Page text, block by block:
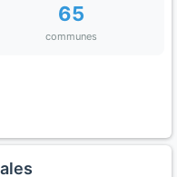
65
communes